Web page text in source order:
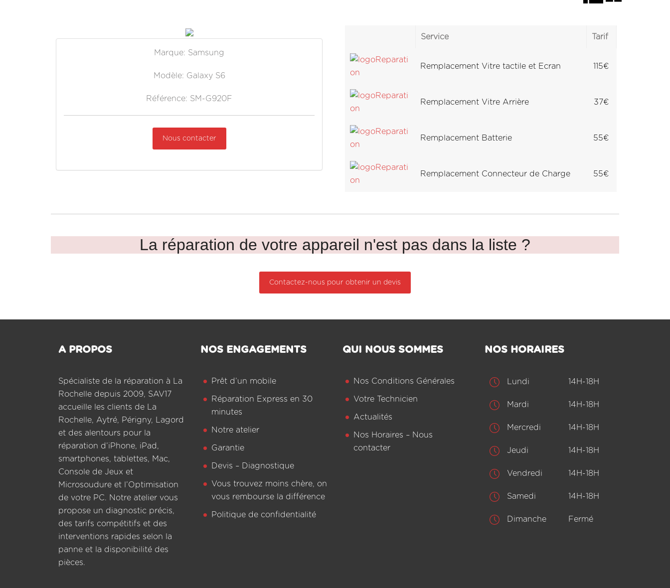
Marque: Samsung
Modèle: Galaxy S6
Référence: SM-G920F
Nous contacter
Service Tarif
Remplacement Vitre tactile et Ecran 115€
Remplacement Vitre Arrière 37€
Remplacement Batterie 55€
Remplacement Connecteur de Charge 55€
La réparation de votre appareil n'est pas dans la liste ?
Contactez-nous pour obtenir un devis
A PROPOS
Spécialiste de la réparation à La
Rochelle depuis 2009, SAV17
accueille les clients de La
Rochelle, Aytré, Périgny, Lagord
et des alentours pour la
réparation d’iPhone, iPad,
smartphones, tablettes, Mac,
Console de Jeux et
Microsoudure et l’Optimisation
de votre PC. Notre atelier vous
propose un diagnostic précis,
des tarifs compétitifs et des
interventions rapides selon la
panne et la disponibilité des
pièces.
NOS ENGAGEMENTS
Prêt d’un mobile
Réparation Express en 30
minutes
Notre atelier
Garantie
Devis – Diagnostique
Vous trouvez moins chère, on
vous rembourse la différence
Politique de confidentialité
QUI NOUS SOMMES
Nos Conditions Générales
Votre Technicien
Actualités
Nos Horaires – Nous
contacter
NOS HORAIRES
Lundi 14H-18H
Mardi 14H-18H
Mercredi 14H-18H
Jeudi 14H-18H
Vendredi 14H-18H
Samedi 14H-18H
Dimanche Fermé